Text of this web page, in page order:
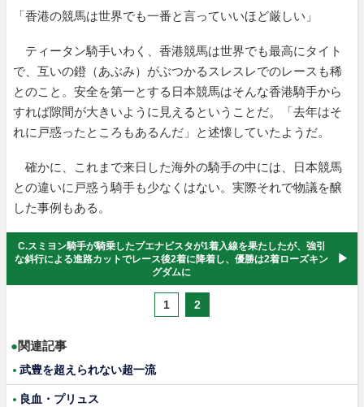
「香港の競馬は世界でも一番と言っていいほど厳しい」
ティータン騎手いわく、香港競馬は世界でも最高にタイト
で、互いの鐙（あぶみ）がぶつかるスレスレでのレースも稀
とのこと。安全を第一とする日本競馬はそんな香港騎手から
すれば隙間が大きいように見えるということだ。「去年はそ
れに戸惑ったところもあるんだ」と述懐していたようだ。
確かに、これまで来日した海外の騎手の中には、日本競馬
との違いに戸惑う騎手も少なくはない。実際それで物議を醸
した事例もある。
C.スミヨン騎手が騎乗したブエナビスタが1着入線を果たしたが、強引
な斜行による進路カットでレース後2着に降着し、優勝は2着ローズキン
グダムに
1 2
●関連記事
武豊を超えられない超一流
良血・プリュス